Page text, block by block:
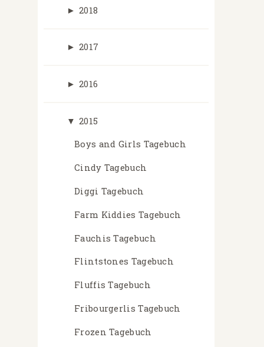
► 2018
► 2017
► 2016
▼ 2015
Boys and Girls Tagebuch
Cindy Tagebuch
Diggi Tagebuch
Farm Kiddies Tagebuch
Fauchis Tagebuch
Flintstones Tagebuch
Fluffis Tagebuch
Fribourgerlis Tagebuch
Frozen Tagebuch